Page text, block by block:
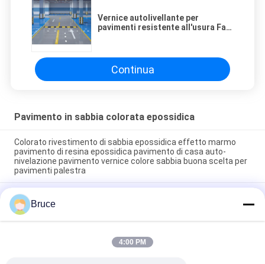
Vernice autolivellante per
pavimenti resistente all'usura Fai
durevole in resina epossidica per
pavimenti di scantinati
Continua
Pavimento in sabbia colorata epossidica
Colorato rivestimento di sabbia epossidica effetto marmo
pavimento di resina epossidica pavimento di casa auto-
nivelazione pavimento vernice colore sabbia buona scelta per
pavimenti palestra
Vernice per pavimenti in sabbia colorata epossidica facile da
installare per uso esterno Verniciatura epossidica al quarzo a
due componenti Pavimentazione epossidica colorata
Rivestimento per pavimenti epossidici effetto marmo a
specchio, vernice per pavimenti resistente all'usura, durevole,
Bruce
4:00 PM